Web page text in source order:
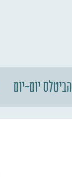
הביטלס יום-יום